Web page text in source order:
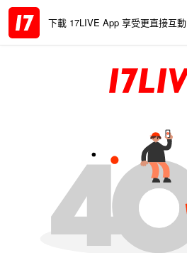
下載 17LIVE App 享受更直接互動